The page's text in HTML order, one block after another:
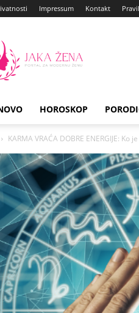
Impressum Kontakt
Zena
HOROSKOP
KARMA VRAĆA DOBRE ENERGIJE: